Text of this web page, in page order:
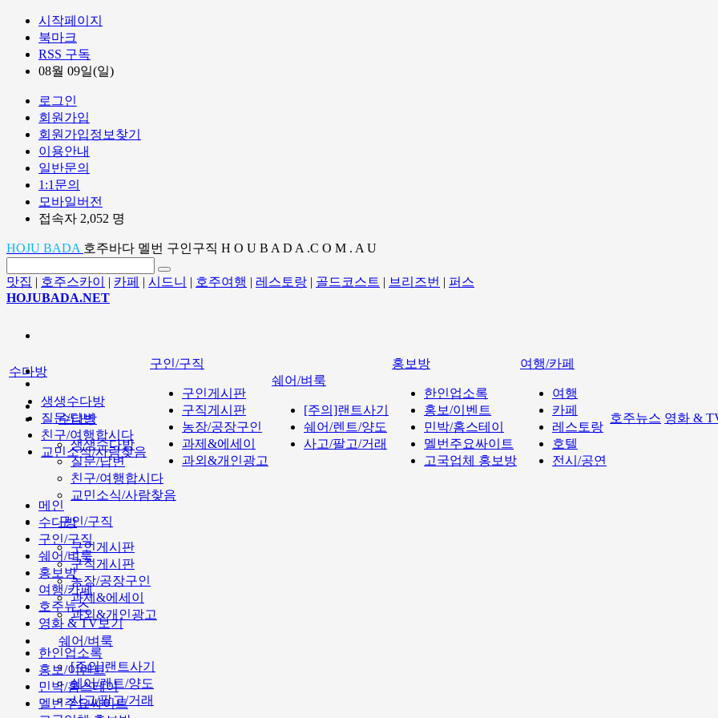
시작페이지
북마크
RSS 구독
08월 09일(일)
로그인
회원가입
회원가입정보찾기
이용안내
일반문의
1:1문의
모바일버전
접속자 2,052 명
HOJU BADA 호주바다 멜번 구인구직 H O U B A D A .C O M . A U
맛집 | 호주스카이 | 카페 | 시드니 | 호주여행 | 레스토랑 | 골드코스트 | 브리즈번 | 퍼스
HOJUBADA.NET
수다방
생생수다방
질문/답변
친구/여행합시다
교민소식/사람찾음
구인/구직
구인게시판
구직게시판
농장/공장구인
과제&에세이
과외&개인광고
쉐어/벼룩
[주의]랜트사기
쉐어/렌트/양도
사고/팔고/거래
수다방
생생수다방
질문/답변
친구/여행합시다
교민소식/사람찾음
구인/구직
구인게시판
구직게시판
농장/공장구인
과제&에세이
과외&개인광고
쉐어/벼룩
[주의]랜트사기
쉐어/렌트/양도
사고/팔고/거래
홍보방
한인업소록
홍보/이벤트
민박/홈스테이
멜번주요싸이트
고국업체 홍보방
여행/카페
여행
카페
레스토랑
호텔
전시/공연
호주뉴스 영화 &
메인
수다방
구인/구직
쉐어/벼룩
홍보방
여행/카페
호주뉴스
영화 & TV보기
한인업소록
홍보/이벤트
민박/홈스테이
멜번주요싸이트